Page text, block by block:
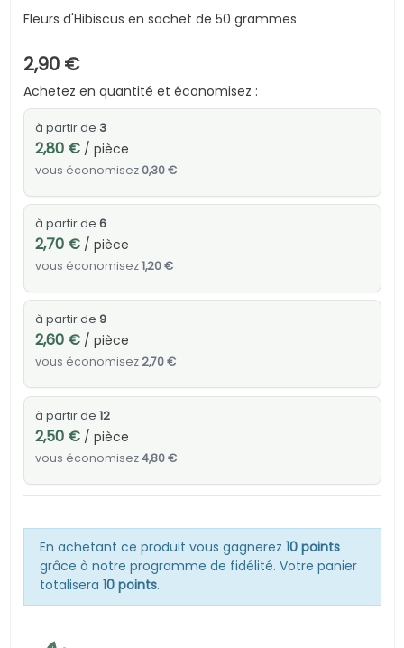
Fleurs d'Hibiscus en sachet de 50 grammes
2,90 €
Achetez en quantité et économisez :
à partir de 3
2,80 €/ pièce
vous économisez 0,30 €
à partir de 6
2,70 €/ pièce
vous économisez1,20 €
à partir de 9
2,60 €/ pièce
vous économisez2,70 €
à partir de 12
2,50 €/ pièce
vous économisez4,80 €
En achetant ce produit vous gagnerez 10 points
grâce à notre programme de fidélité. Votre panier
totalisera 10 points.